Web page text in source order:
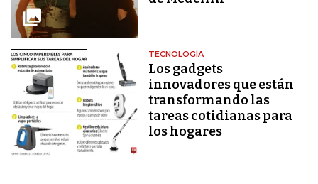
TECNOLOGÍA
Los gadgets
innovadores que están
transformando las
tareas cotidianas para
los hogares